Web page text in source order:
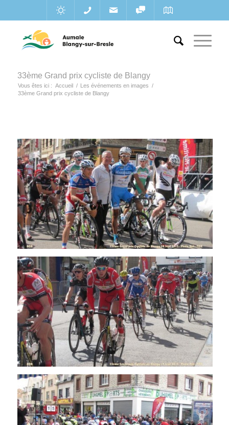
33ème Grand prix cycliste de Blangy
Vous êtes ici : Accueil / Les événements en images /
33ème Grand prix cycliste de Blangy